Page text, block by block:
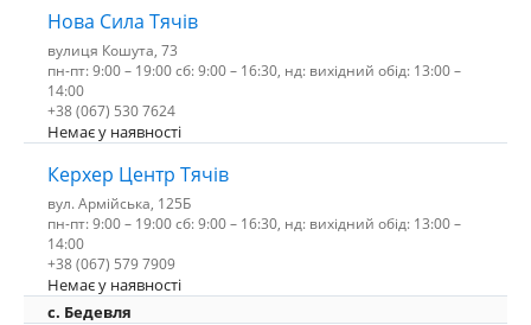
Нова Сила Тячів
вулиця Кошута, 73
пн-пт: 9:00 – 19:00 сб: 9:00 – 16:30, нд: вихідний обід: 13:00 –
14:00
+38 (067) 530 7624
Немає у наявності
Керхер Центр Тячів
вул. Армійська, 125Б
пн-пт: 9:00 – 19:00 сб: 9:00 – 16:30, нд: вихідний обід: 13:00 –
14:00
+38 (067) 579 7909
Немає у наявності
c. Бедевля